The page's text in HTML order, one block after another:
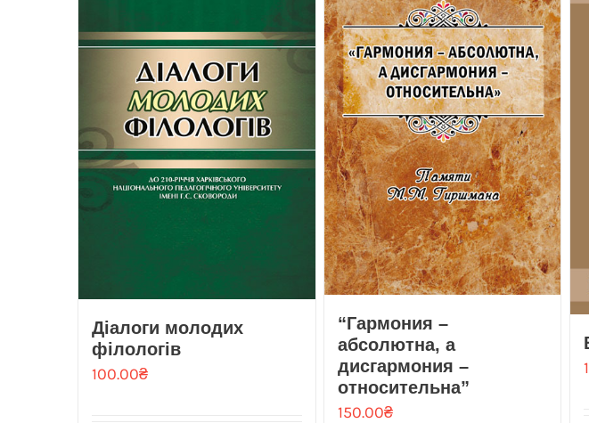
Діалоги молодих
філологів
100.00₴
“Гармония –
абсолютна, а
дисгармония –
относительна”
150.00₴